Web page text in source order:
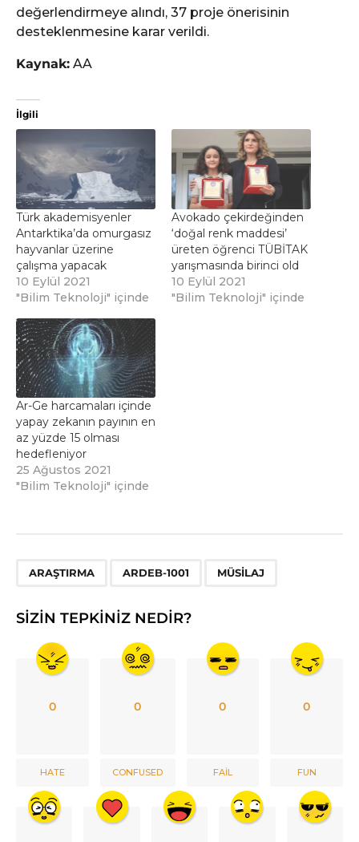
değerlendirmeye alındı, 37 proje önerisinin
desteklenmesine karar verildi.
Kaynak: AA
İlgili
Türk akademisyenler
Antarktika’da omurgasız
hayvanlar üzerine
çalışma yapacak
10 Eylül 2021
"Bilim Teknoloji" içinde
Avokado çekirdeğinden
‘doğal renk maddesi’
üreten öğrenci TÜBİTAK
yarışmasında birinci old
10 Eylül 2021
"Bilim Teknoloji" içinde
Ar-Ge harcamaları içinde
yapay zekanın payının en
az yüzde 15 olması
hedefleniyor
25 Ağustos 2021
"Bilim Teknoloji" içinde
ARAŞTIRMA ARDEB-1001 MÜSILAJ
SIZIN TEPKINIZ NEDIR?
0
HATE
0
CONFUSED
0
FAIL
0
FUN